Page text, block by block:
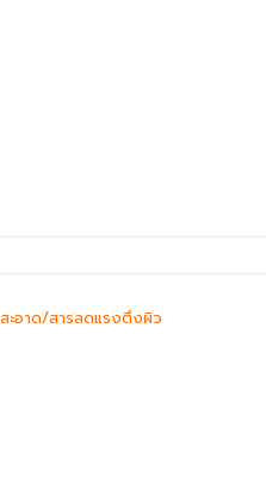
ะอาด/สารลดแรงตึงผิว